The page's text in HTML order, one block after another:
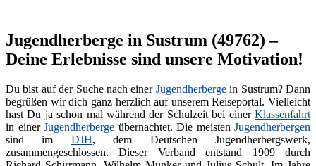
Jugendherberge in Sustrum (49762) –
Deine Erlebnisse sind unsere Motivation!
Du bist auf der Suche nach einer Jugendherbergein Sustrum? Dann
begrüßen wir dich ganz herzlich auf unserem Reiseportal. Vielleicht
hast Du ja schon mal während der Schulzeit bei einer Klassenfahrt
in einer Jugendherberge übernachtet. Die meisten Jugendherbergen
sind im DJH, dem Deutschen Jugendherbergswerk,
zusammengeschlossen. Dieser Verband entstand 1909 durch